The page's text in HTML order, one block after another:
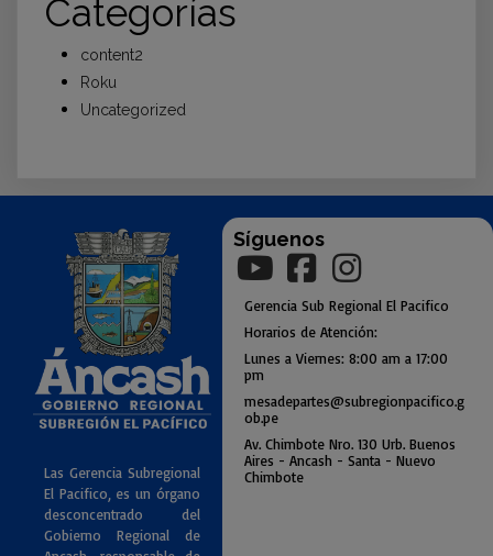
Categorías
content2
Roku
Uncategorized
Las Gerencia Subregional
El Pacifico, es un órgano
desconcentrado del
Gobierno Regional de
Síguenos
Gerencia Sub Regional El Pacifico
Horarios de Atención:
Lunes a Viernes: 8:00 am a 17:00
pm
mesadepartes@subregionpacifico.g
ob.pe
Av. Chimbote Nro. 130 Urb. Buenos
Aires - Ancash - Santa - Nuevo
Chimbote